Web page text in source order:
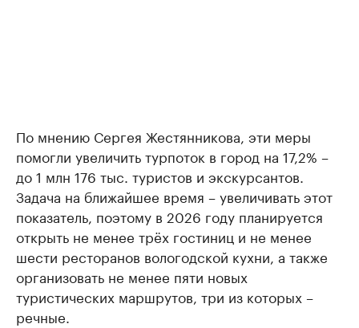
По мнению Сергея Жестянникова, эти меры
помогли увеличить турпоток в город на 17,2% –
до 1 млн 176 тыс. туристов и экскурсантов.
Задача на ближайшее время – увеличивать этот
показатель, поэтому в 2026 году планируется
открыть не менее трёх гостиниц и не менее
шести ресторанов вологодской кухни, а также
организовать не менее пяти новых
туристических маршрутов, три из которых –
речные.